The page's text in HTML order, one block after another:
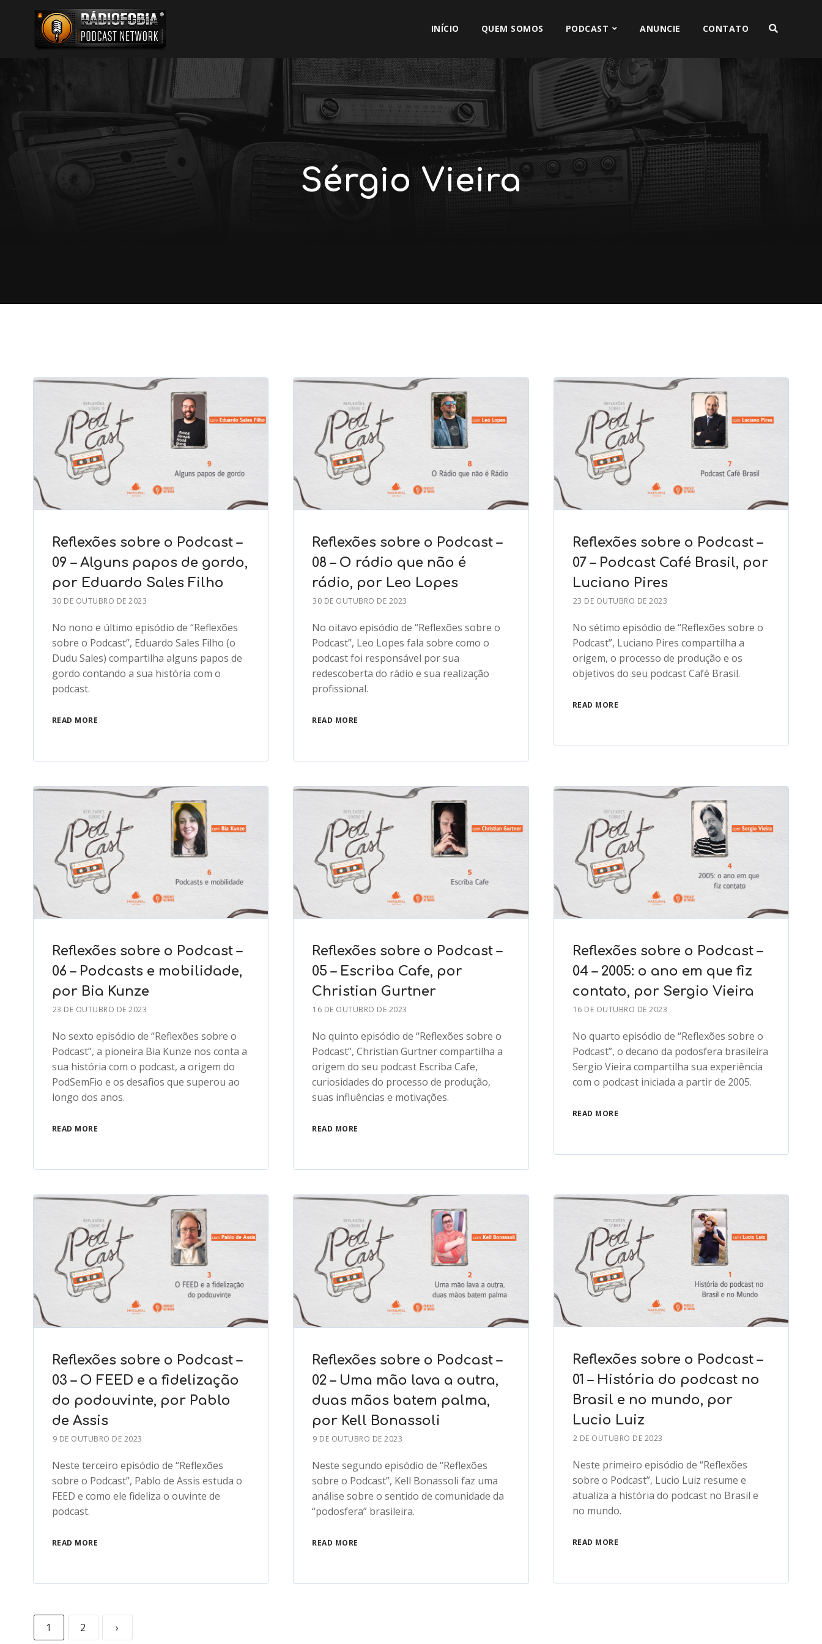
INÍCIO QUEM SOMOS PODCAST ANUNCIE CONTATO
Sérgio Vieira
Reflexões sobre o Podcast –
09 – Alguns papos de gordo,
por Eduardo Sales Filho
30 DE OUTUBRO DE 2023
No nono e último episódio de “Reflexões
sobre o Podcast”, Eduardo Sales Filho (o
Dudu Sales) compartilha alguns papos de
gordo contando a sua história com o
podcast.
READ MORE
Reflexões sobre o Podcast –
08 – O rádio que não é
rádio, por Leo Lopes
30 DE OUTUBRO DE 2023
No oitavo episódio de “Reflexões sobre o
Podcast”, Leo Lopes fala sobre como o
podcast foi responsável por sua
redescoberta do rádio e sua realização
profissional.
READ MORE
Reflexões sobre o Podcast –
07 – Podcast Café Brasil, por
Luciano Pires
23 DE OUTUBRO DE 2023
No sétimo episódio de “Reflexões sobre o
Podcast”, Luciano Pires compartilha a
origem, o processo de produção e os
objetivos do seu podcast Café Brasil.
READ MORE
Reflexões sobre o Podcast –
06 – Podcasts e mobilidade,
por Bia Kunze
23 DE OUTUBRO DE 2023
No sexto episódio de “Reflexões sobre o
Podcast”, a pioneira Bia Kunze nos conta a
sua história com o podcast, a origem do
PodSemFio e os desafios que superou ao
longo dos anos.
READ MORE
Reflexões sobre o Podcast –
05 – Escriba Cafe, por
Christian Gurtner
16 DE OUTUBRO DE 2023
No quinto episódio de “Reflexões sobre o
Podcast”, Christian Gurtner compartilha a
origem do seu podcast Escriba Cafe,
curiosidades do processo de produção,
suas influências e motivações.
READ MORE
Reflexões sobre o Podcast –
04 – 2005: o ano em que fiz
contato, por Sergio Vieira
16 DE OUTUBRO DE 2023
No quarto episódio de “Reflexões sobre o
Podcast”, o decano da podosfera brasileira
Sergio Vieira compartilha sua experiência
com o podcast iniciada a partir de 2005.
READ MORE
Reflexões sobre o Podcast –
03 – O FEED e a fidelização
do podouvinte, por Pablo
de Assis
9 DE OUTUBRO DE 2023
Neste terceiro episódio de “Reflexões
sobre o Podcast”, Pablo de Assis estuda o
FEED e como ele fideliza o ouvinte de
podcast.
READ MORE
Reflexões sobre o Podcast –
02 – Uma mão lava a outra,
duas mãos batem palma,
por Kell Bonassoli
9 DE OUTUBRO DE 2023
Neste segundo episódio de “Reflexões
sobre o Podcast”, Kell Bonassoli faz uma
análise sobre o sentido de comunidade da
“podosfera” brasileira.
READ MORE
Reflexões sobre o Podcast –
01 – História do podcast no
Brasil e no mundo, por
Lucio Luiz
2 DE OUTUBRO DE 2023
Neste primeiro episódio de “Reflexões
sobre o Podcast”, Lucio Luiz resume e
atualiza a história do podcast no Brasil e
no mundo.
READ MORE
1 2 ›